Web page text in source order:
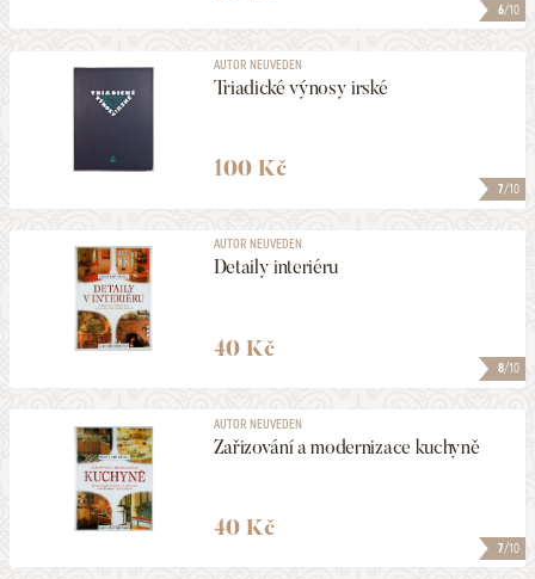
6/10
7/10
AUTOR NEUVEDEN
Triadické výnosy irské
100 Kč
8/10
AUTOR NEUVEDEN
Detaily interiéru
40 Kč
7/10
AUTOR NEUVEDEN
Zařizování a modernizace kuchyně
40 Kč